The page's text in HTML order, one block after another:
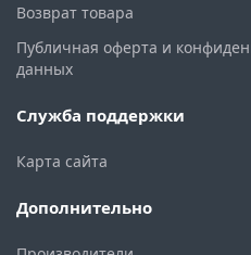
Возврат товара
Публичная оферта и
данных
Служба поддержки
Карта сайта
Дополнительно